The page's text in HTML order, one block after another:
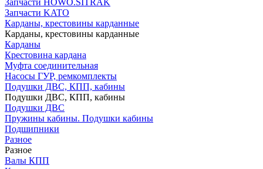
Запчасти HOWO.SITRAK
Запчасти KATO
Карданы, крестовины карданные
Карданы, крестовины карданные
Карданы
Крестовина кардана
Муфта соединительная
Насосы ГУР, ремкомплекты
Подушки ДВС, КПП, кабины
Подушки ДВС, КПП, кабины
Подушки ДВС
Пружины кабины. Подушки кабины
Подшипники
Разное
Разное
Валы КПП